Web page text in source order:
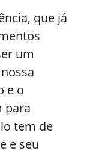
que já
um
e o
para
tem de
e seu